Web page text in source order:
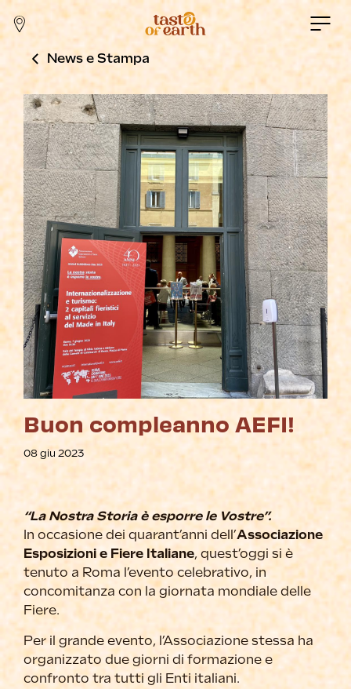
News e Stampa
Buon compleanno AEFI!
08 giu 2023
“La Nostra Storia è esporre le Vostre”.
In occasione dei quarant’anni dell’Associazione
Esposizioni e Fiere Italiane, quest’oggi si è
tenuto a Roma l’evento celebrativo, in
concomitanza con la giornata mondiale delle
Fiere.
Per il grande evento, l’Associazione stessa ha
organizzato due giorni di formazione e
confronto tra tutti gli Enti italiani.